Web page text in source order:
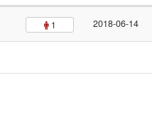
1 2018-06-14